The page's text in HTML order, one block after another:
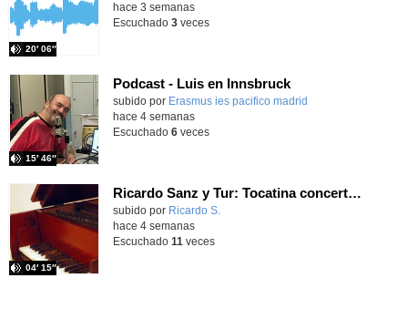
20′ 06″
hace 3 semanas
Escuchado 3veces
Podcast - Luis en Innsbruck
subido por Erasmus ies pacifico madrid
15′ 46″
hace 4 semanas
Escuchado 6veces
Ricardo Sanz y Tur: Tocatina concertante al aire español
subido por Ricardo S.
04′ 15″
hace 4 semanas
Escuchado 11 veces